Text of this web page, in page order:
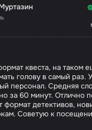
квеста, на таком
голову в самый раз.
персонал. Средняя
за 60 минут. Отлично
формат детективов,
Советую к